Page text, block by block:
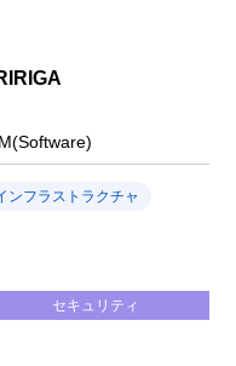
ンフラストラクチャ
セキュリティ